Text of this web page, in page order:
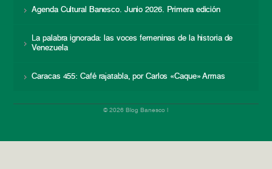
Agenda Cultural Banesco. Junio 2026. Primera edición
La palabra ignorada: las voces femeninas de la historia de
Venezuela
Caracas 455: Café rajatabla, por Carlos «Caque» Armas
© 2026 Blog Banesco |